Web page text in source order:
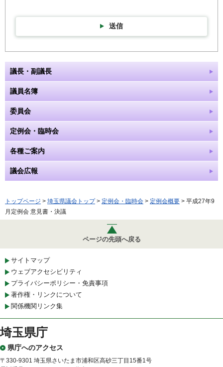
送信
議長・副議長
議員名簿
委員会
定例会・臨時会
各種ご案内
議会広報
トップページ > 埼玉県議会トップ> 定例会・臨時会 > 定例会概要 > 平成27年9
月定例会 意見書・決議
ページの先頭へ戻る
サイトマップ
ウェブアクセシビリティ
プライバシーポリシー・免責事項
著作権・リンクについて
関係機関リンク集
埼玉県庁
県庁へのアクセス
〒330-9301 埼玉県さいたま市浦和区高砂三丁目15番1号